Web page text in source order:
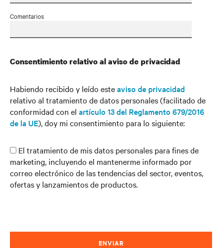
Comentarios
Consentimiento relativo al aviso de privacidad
Habiendo recibido y leído esteaviso de privacidad
relativo al tratamiento de datos personales (facilitado de
conformidad con el artículo 13 del Reglamento 679/2016
de la UE), doy mi consentimiento para lo siguiente:
El tratamiento de mis datos personales para fines de
marketing, incluyendo el mantenerme informado por
correo electrónico de las tendencias del sector, eventos,
ofertas y lanzamientos de productos.
ENVIAR